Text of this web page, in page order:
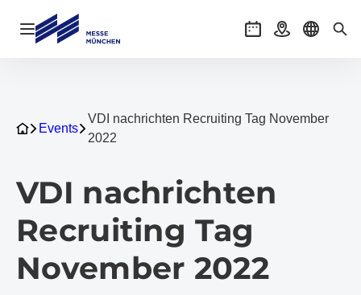
Navigation öffnen Veranstaltungen
AnreiseSprache
Events
VDI nachrichten Recruiting Tag November
2022
VDI nachrichten
Recruiting Tag
November 2022